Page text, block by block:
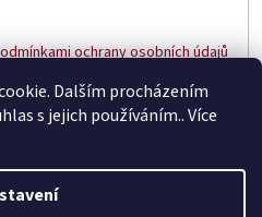
Dalším procházením
s jejich používáním.. Více
ochrany osobních údajů
Shoptet